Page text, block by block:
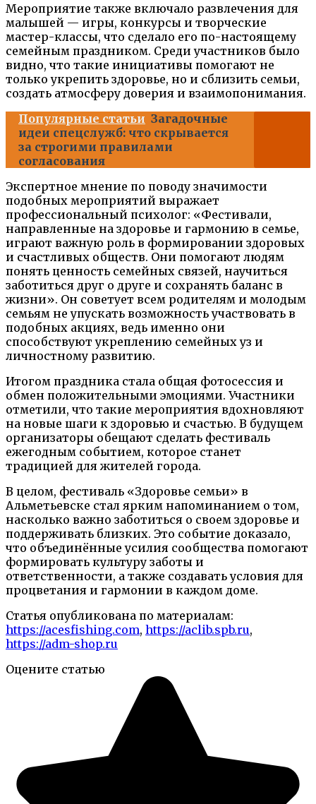
Мероприятие также включало развлечения для
малышей — игры, конкурсы и творческие
мастер-классы, что сделало его по-настоящему
семейным праздником. Среди участников было
видно, что такие инициативы помогают не
только укрепить здоровье, но и сблизить семьи,
создать атмосферу доверия и взаимопонимания.
Популярные статьи Загадочные
идеи спецслужб: что скрывается
за строгими правилами
согласования
Экспертное мнение по поводу значимости
подобных мероприятий выражает
профессиональный психолог: «Фестивали,
направленные на здоровье и гармонию в семье,
играют важную роль в формировании здоровых
и счастливых обществ. Они помогают людям
понять ценность семейных связей, научиться
заботиться друг о друге и сохранять баланс в
жизни». Он советует всем родителям и молодым
семьям не упускать возможность участвовать в
подобных акциях, ведь именно они
способствуют укреплению семейных уз и
личностному развитию.
Итогом праздника стала общая фотосессия и
обмен положительными эмоциями. Участники
отметили, что такие мероприятия вдохновляют
на новые шаги к здоровью и счастью. В будущем
организаторы обещают сделать фестиваль
ежегодным событием, которое станет
традицией для жителей города.
В целом, фестиваль «Здоровье семьи» в
Альметьевске стал ярким напоминанием о том,
насколько важно заботиться о своем здоровье и
поддерживать близких. Это событие доказало,
что объединённые усилия сообщества помогают
формировать культуру заботы и
ответственности, а также создавать условия для
процветания и гармонии в каждом доме.
Статья опубликована по материалам:
https://acesfishing.com, https://aclib.spb.ru,
https://adm-shop.ru
Оцените статью